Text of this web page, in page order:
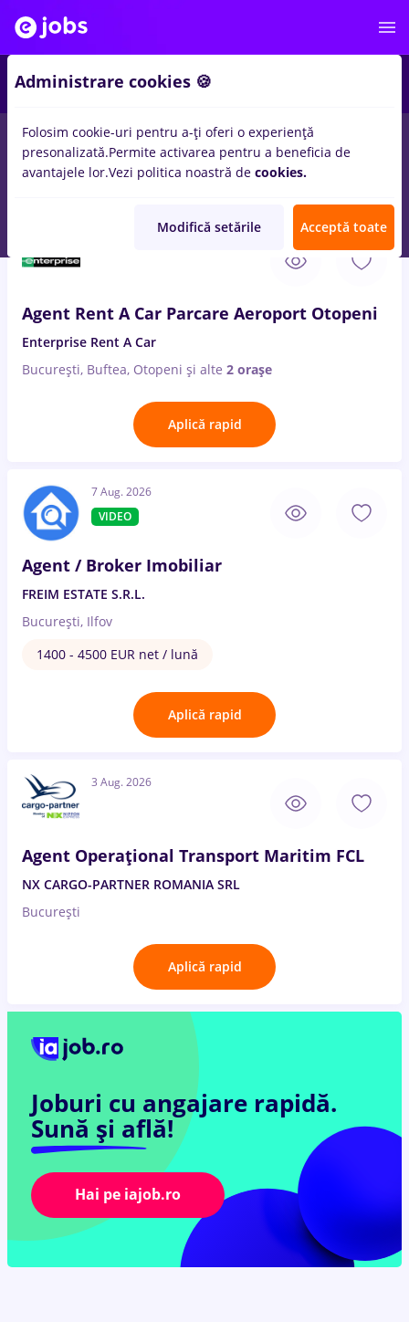
Salarii Full time Part time Fără experiență
Agent Rent A Car Parcare Aeroport Otopeni
Enterprise Rent A Car
București, Buftea, Otopeni și alte 2 orașe
Aplică rapid
7 Aug. 2026
VIDEO
Agent / Broker Imobiliar
FREIM ESTATE S.R.L.
București, Ilfov
1400 - 4500 EUR net / lună
Aplică rapid
3 Aug. 2026
Agent Operațional Transport Maritim FCL
NX CARGO-PARTNER ROMANIA SRL
București
Aplică rapid
Joburi cu angajare rapidă.
Sună și află!
Hai pe iajob.ro
Administrare cookies 🍪
Folosim cookie-uri pentru a-ți oferi o experiență
presonalizată.Permite activarea pentru a beneficia de
avantajele lor.Vezi politica noastră de cookies.
Modifică setările Acceptă toate